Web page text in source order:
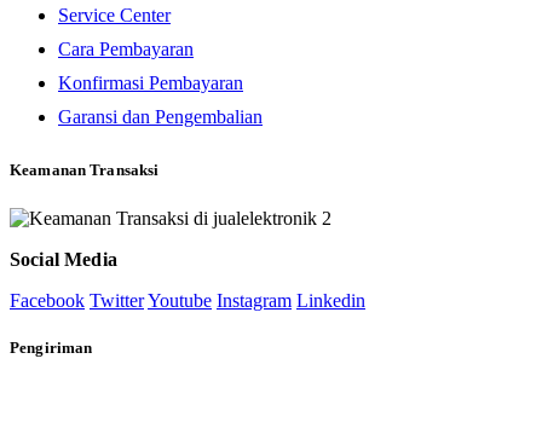
Service Center
Cara Pembayaran
Konfirmasi Pembayaran
Garansi dan Pengembalian
Keamanan Transaksi
Social Media
Facebook TwitterYoutube Instagram Linkedin
Pengiriman